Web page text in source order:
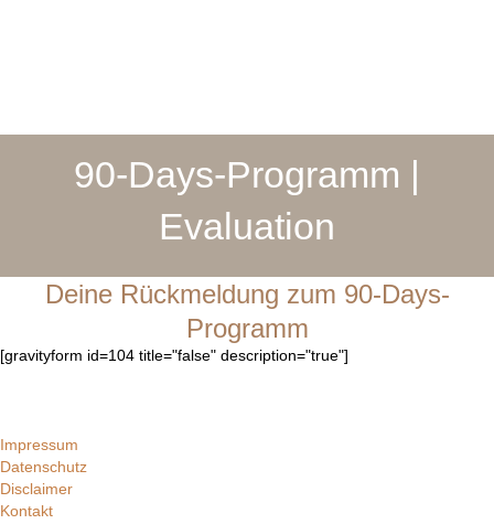
90-Days-Programm |
Evaluation
Deine Rückmeldung zum 90-Days-
Programm
[gravityform id=104 title="false" description="true"]
Impressum
Datenschutz
Disclaimer
Kontakt